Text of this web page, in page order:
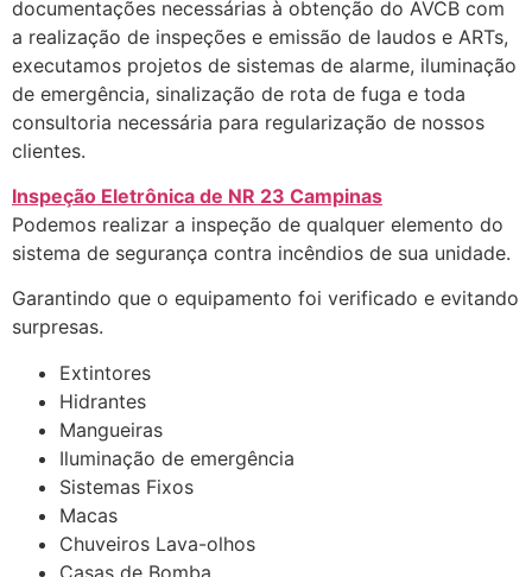
documentações necessárias à obtenção do AVCB com
a realização de inspeções e emissão de laudos e ARTs,
executamos projetos de sistemas de alarme, iluminação
de emergência, sinalização de rota de fuga e toda
consultoria necessária para regularização de nossos
clientes.
Inspeção Eletrônica de NR 23 Campinas
Podemos realizar a inspeção de qualquer elemento do
sistema de segurança contra incêndios de sua unidade.
Garantindo que o equipamento foi verificado e evitando
surpresas.
Extintores
Hidrantes
Mangueiras
Iluminação de emergência
Sistemas Fixos
Macas
Chuveiros Lava-olhos
Casas de Bomba